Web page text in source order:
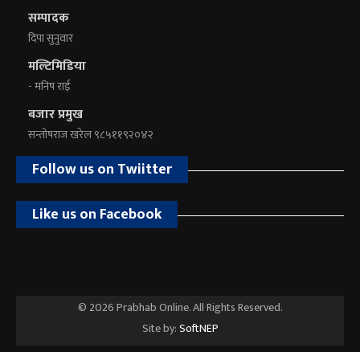
सम्पादक
दिपा सुनुवार
मल्टिमिडिया
- मनिष राई
बजार प्रमुख
सन्तोषराज खरेल ९८५११९२०४२
Follow us on Twiitter
Like us on Facebook
© 2026 Prabhab Online. All Rights Reserved.
Site by:SoftNEP